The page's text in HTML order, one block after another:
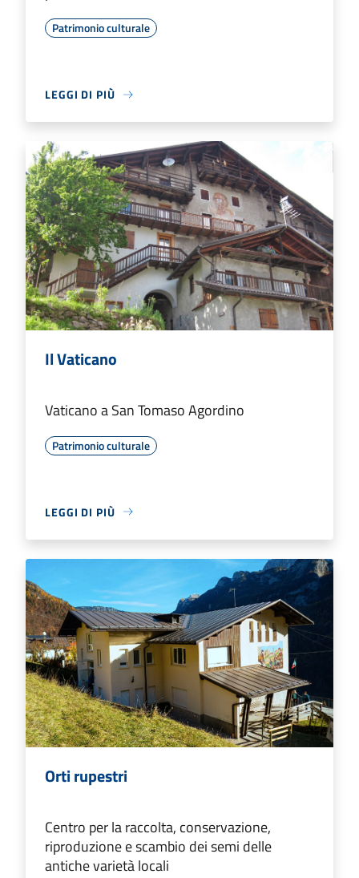
Patrimonio culturale
LEGGI DI PIÙ
Il Vaticano
Vaticano a San Tomaso Agordino
Patrimonio culturale
LEGGI DI PIÙ
Orti rupestri
Centro per la raccolta, conservazione,
riproduzione e scambio dei semi delle
antiche varietà locali